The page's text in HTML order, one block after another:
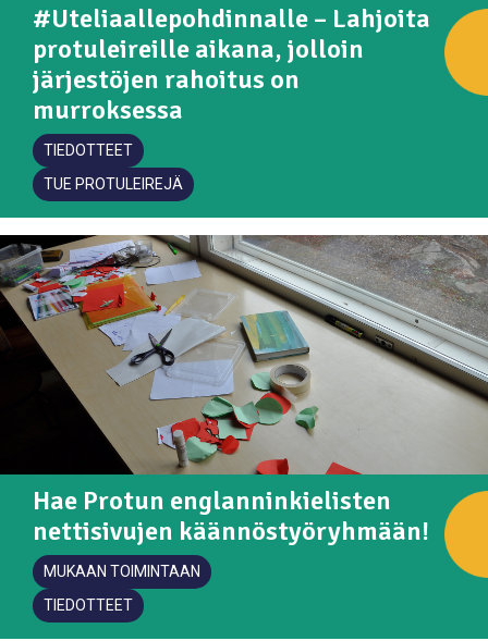
#Uteliaallepohdinnalle – Lahjoita
protuleireille aikana, jolloin
järjestöjen rahoitus on
murroksessa
TIEDOTTEET
TUE PROTULEIREJÄ
Hae Protun englanninkielisten
nettisivujen käännöstyöryhmään!
MUKAAN TOIMINTAAN
TIEDOTTEET